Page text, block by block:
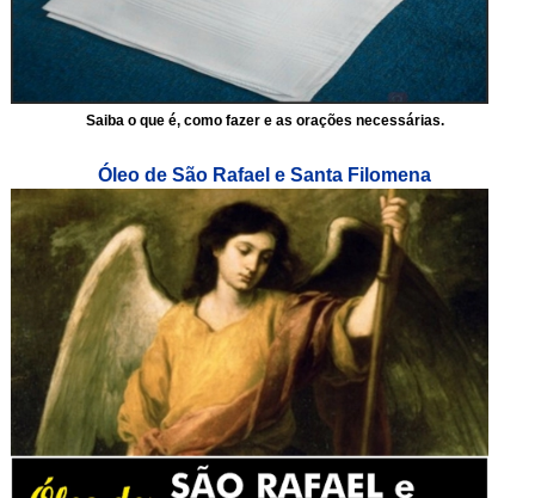
Saiba o que é, como fazer e as orações necessárias.
Óleo de São Rafael e Santa Filomena